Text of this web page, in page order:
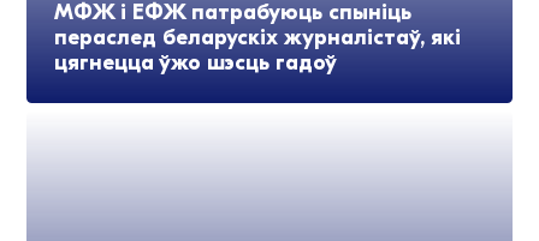
МФЖ і ЕФЖ патрабуюць спыніць
пераслед беларускіх журналістаў, які
цягнецца ўжо шэсць гадоў